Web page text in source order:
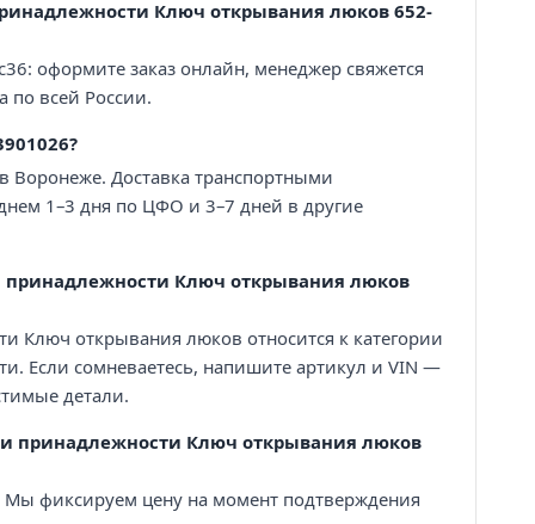
Ключ открывания люков 652-
оформите заказ онлайн, менеджер свяжется
по всей России.
Воронеже. Доставка транспортными
1–3 дня по ЦФО и 3–7 дней в другие
принадлежности Ключ открывания люков
Ключ открывания люков относится к категории
Если сомневаетесь, напишите артикул и VIN —
детали.
и принадлежности Ключ открывания люков
фиксируем цену на момент подтверждения